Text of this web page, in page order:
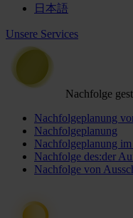
日本語
Unsere Services
Nachfolge
Nachfolgeplanung
Nachfolgeplanung
Nachfolgeplanung
Nachfolge des:der
Nachfolge von